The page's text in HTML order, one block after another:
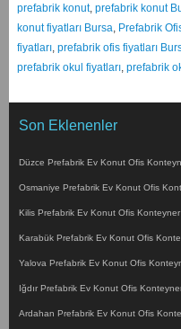
prefabrik konut, prefabrik konut
konut fiyatları Bursa, Prefabrik
fiyatları, prefabrik ofis fiyatları
prefabrik okul fiyatları, prefabrik
Son Eklenenler
Düzce Prefabrik Ev Konut Ofis
Osmaniye Prefabrik Ev Konut Ofis
Kilis Prefabrik Ev Konut Ofis Konteyner
Karabük Prefabrik Ev Konut Ofis
Yalova Prefabrik Ev Konut Ofis
Iğdır Prefabrik Ev Konut Ofis
Ardahan Prefabrik Ev Konut Ofis